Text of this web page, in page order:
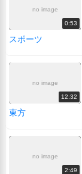
no image
0:53
スポーツ
no image
12:32
東方
no image
2:49